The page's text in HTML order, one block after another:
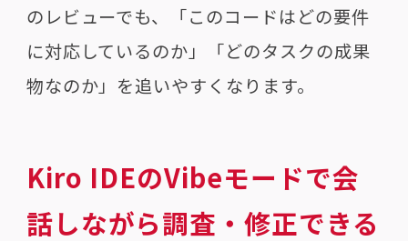
のレビューでも、「このコードはどの要件
に対応しているのか」「どのタスクの成果
物なのか」を追いやすくなります。
Kiro IDEのVibeモードで会
話しながら調査・修正できる